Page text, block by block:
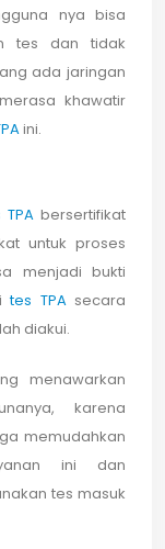
nya bisa
tes dan tidak
ada jaringan
khawatir
ini.
TPA bersertifikat
untuk proses
menjadi bukti
tes TPAsecara
diakui.
menawarkan
karena
memudahkan
ini dan
tes masuk